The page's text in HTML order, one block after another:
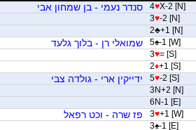
4♥X-2 [N] סנדר נעמי - בן שמחון אבי
3♥-2 [N]
2♣+1 [N]
5♠-1 [W] שמואלי רן - בלוך גלעד
3♥= [S]
2♦+1 [S]
5♥-2 [S] ידייקין ארי - גולדה צבי
3N+2 [N]
6N-1 [E]
3♥+1 [W] פז שרה - וכט רפאל
3♠-1 [E]